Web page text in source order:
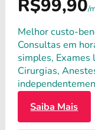
R$99,90/
Melhor custo-
Consultas em
simples,
Cirurgias,
Saiba Mais